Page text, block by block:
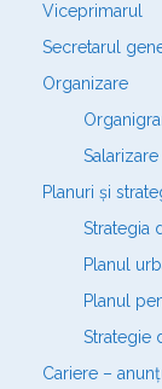
Viceprimarul
Secretarul
Organizare
Salarizare
Planuri și
Strategia
Planul
Planul
Strategie
Cariere –